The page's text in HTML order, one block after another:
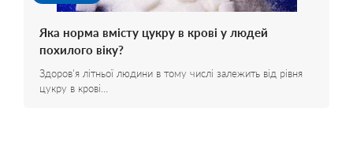
Яка норма вмісту цукру в крові у людей
похилого віку?
Здоров'я літньої людини в тому числі залежить від рівня
цукру в крові…